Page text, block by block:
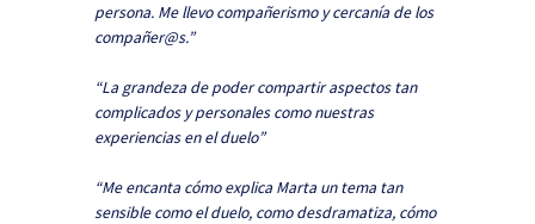
persona. Me llevo compañerismo y cercanía de los
compañer@s.”
“La grandeza de poder compartir aspectos tan
complicados y personales como nuestras
experiencias en el duelo”
“Me encanta cómo explica Marta un tema tan
sensible como el duelo, como desdramatiza, cómo